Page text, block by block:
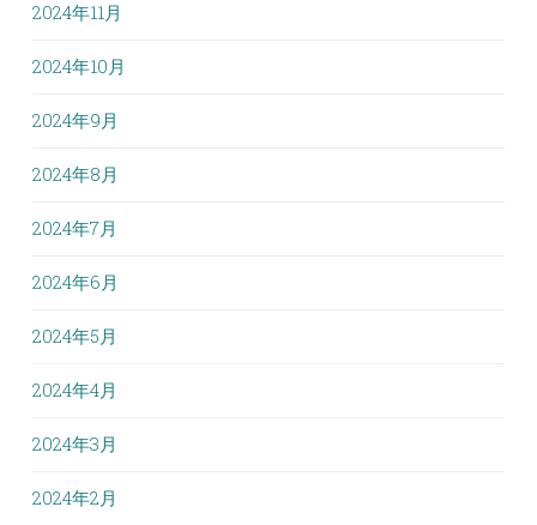
2024年11月
2024年10月
2024年9月
2024年8月
2024年7月
2024年6月
2024年5月
2024年4月
2024年3月
2024年2月